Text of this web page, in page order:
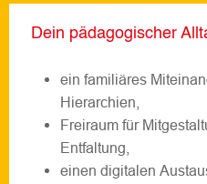
Dein pädagogischer
ein familiäres
Hierarchien,
Freiraum für
Entfaltung,
einen digitalen